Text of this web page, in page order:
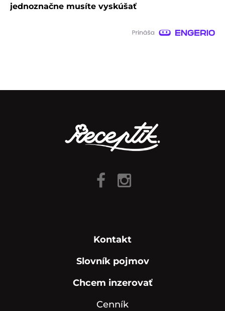
jednoznačne musíte vyskúšať
Kontakt
Slovník pojmov
Chcem inzerovať
Cenník